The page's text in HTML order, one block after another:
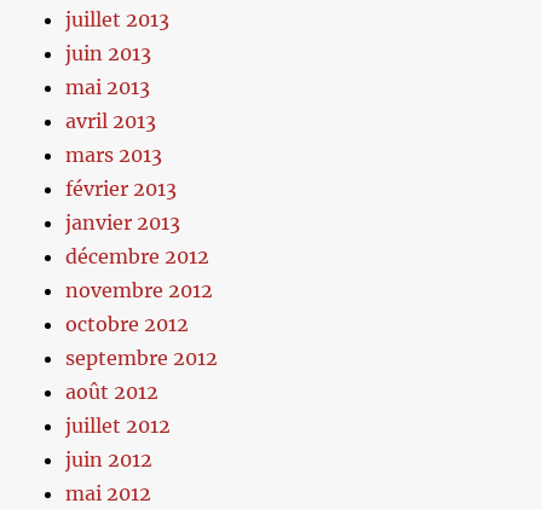
juillet 2013
juin 2013
mai 2013
avril 2013
mars 2013
février 2013
janvier 2013
décembre 2012
novembre 2012
octobre 2012
septembre 2012
août 2012
juillet 2012
juin 2012
mai 2012